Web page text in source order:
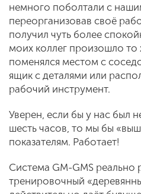
немного поболтали с
переорганизовав своё
получил чуть более
моих коллег произошло
поменялся местом с
ящик с деталями или
рабочий инструмент.
Уверен, если бы у нас был
шесть часов, то мы бы
показателям. Работает!
Система GM-GMS реально
тренировочный